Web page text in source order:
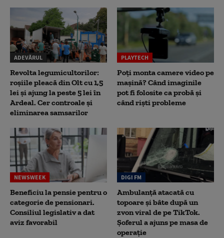
ADEVĂRUL
Revolta legumicultorilor:
roșiile pleacă din Olt cu 1,5
lei și ajung la peste 5 lei în
Ardeal. Cer controale și
eliminarea samsarilor
PLAYTECH
Poți monta camere video pe
mașină? Când imaginile
pot fi folosite ca probă și
când riști probleme
NEWSWEEK
Beneficiu la pensie pentru o
categorie de pensionari.
Consiliul legislativ a dat
aviz favorabil
DIGI FM
Ambulanță atacată cu
topoare și bâte după un
zvon viral de pe TikTok.
Șoferul a ajuns pe masa de
operație